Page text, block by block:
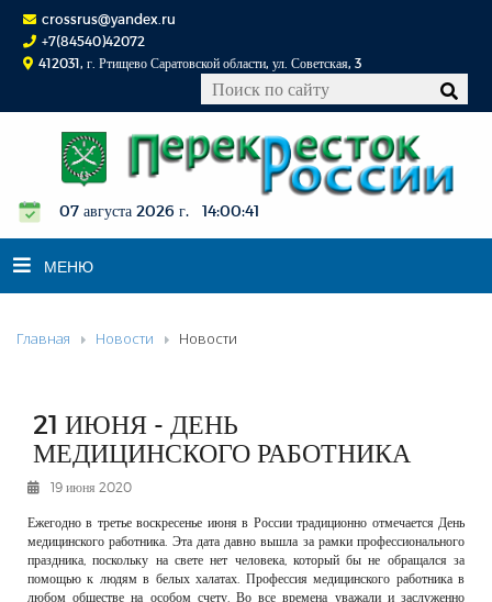
crossrus@yandex.ru
+7(84540)42072
412031, г. Ртищево Саратовской области, ул. Советская, 3
07 августа 2026 г. 14:00:42
МЕНЮ
НОВОСТИ
К СВЕДЕНИЮ
КОНКУРСЫ
ФОТОРЕПОРТАЖИ
РЕКЛАМОДАТЕЛЯМ
ОБЪЯВЛЕНИЯ
КОНТАКТЫ
Главная Новости Новости
21 ИЮНЯ - ДЕНЬ
МЕДИЦИНСКОГО РАБОТНИКА
19 июня 2020
Ежегодно в третье воскресенье июня в России традиционно отмечается День
медицинского работника. Эта дата давно вышла за рамки профессионального
праздника, поскольку на свете нет человека, который бы не обращался за
помощью к людям в белых халатах. Профессия медицинского работника в
любом обществе на особом счету. Во все времена уважали и заслуженно